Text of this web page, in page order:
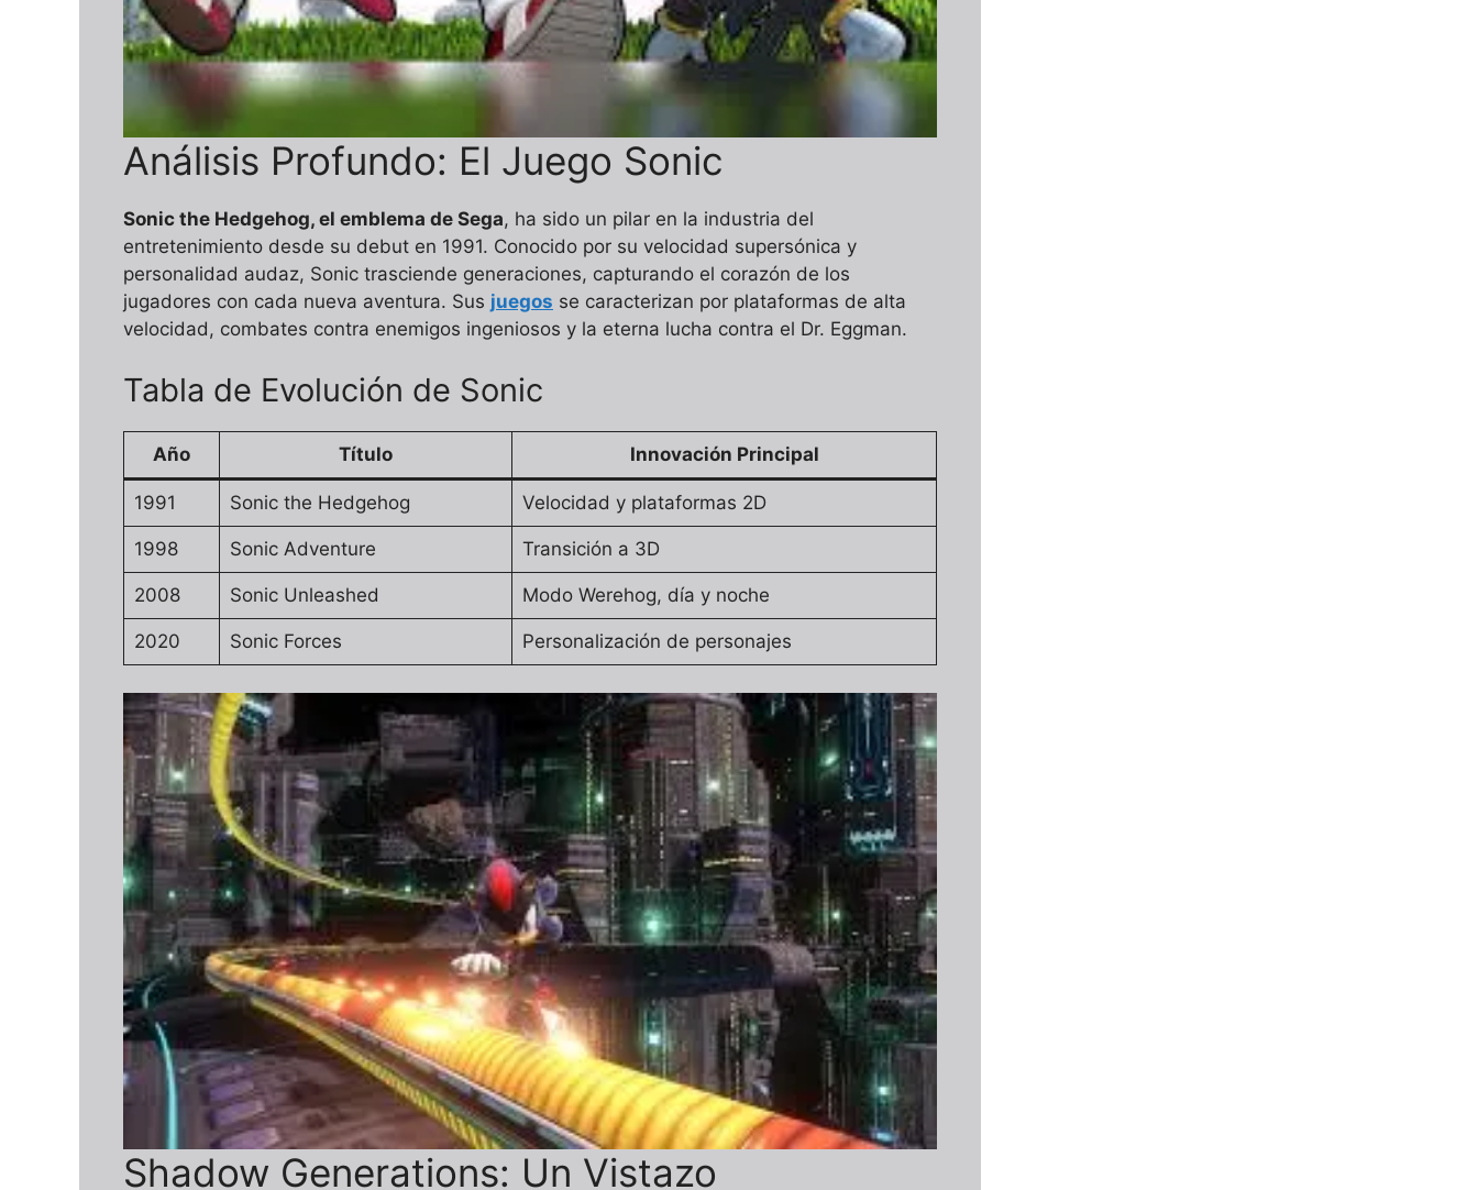
Análisis Profundo: El Juego Sonic
Sonic the Hedgehog, el emblema de Sega, ha sido un pilar en la industria del
entretenimiento desde su debut en 1991. Conocido por su velocidad supersónica y
personalidad audaz, Sonic trasciende generaciones, capturando el corazón de los
jugadores con cada nueva aventura. Sus juegos se caracterizan por plataformas de alta
velocidad, combates contra enemigos ingeniosos y la eterna lucha contra el Dr. Eggman.
Tabla de Evolución de Sonic
Año Título Innovación Principal
1991 Sonic the Hedgehog Velocidad y plataformas 2D
1998 Sonic Adventure Transición a 3D
2008 Sonic Unleashed Modo Werehog, día y noche
2020 Sonic Forces Personalización de personajes
Shadow Generations: Un Vistazo